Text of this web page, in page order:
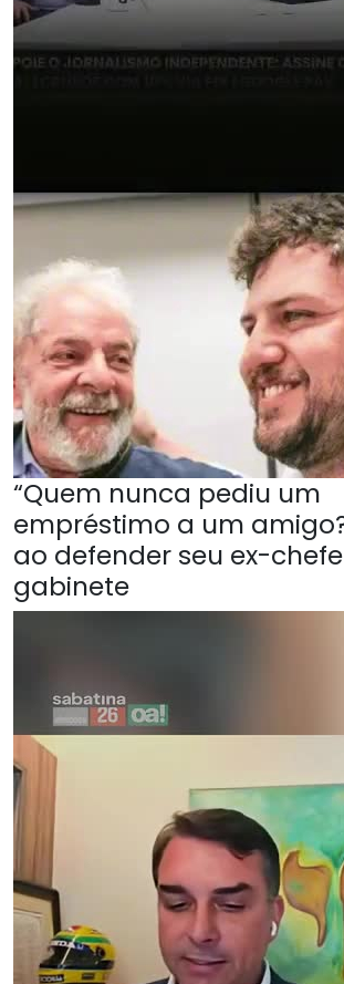
“Quem nunca pediu um
empréstimo a um
ao defender seu ex-
gabinete